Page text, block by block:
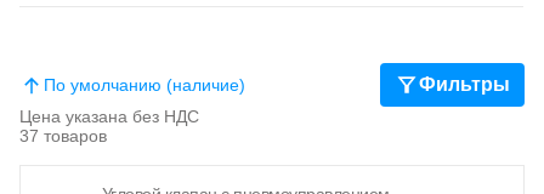
37 товаров
Цена указана без НДС
По умолчанию (наличие) Фильтры